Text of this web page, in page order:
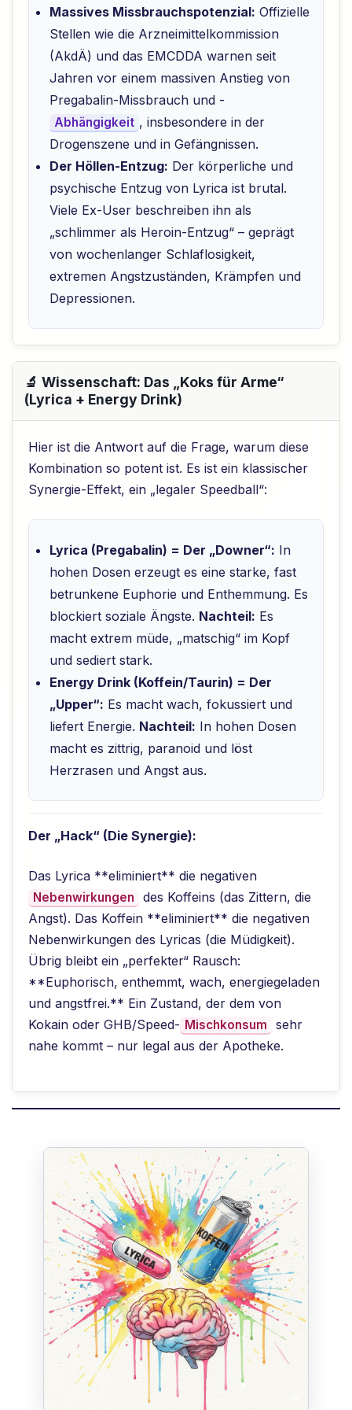
Massives Missbrauchspotenzial: Offizielle
Stellen wie die Arzneimittelkommission
(AkdÄ) und das EMCDDA warnen seit
Jahren vor einem massiven Anstieg von
Pregabalin-Missbrauch und -
Abhängigkeit , insbesondere in der
Drogenszene und in Gefängnissen.
Der Höllen-Entzug: Der körperliche und
psychische Entzug von Lyrica ist brutal.
Viele Ex-User beschreiben ihn als
„schlimmer als Heroin-Entzug“ – geprägt
von wochenlanger Schlaflosigkeit,
extremen Angstzuständen, Krämpfen und
Depressionen.
🔬 Wissenschaft: Das „Koks für Arme“
(Lyrica + Energy Drink)
Hier ist die Antwort auf die Frage, warum diese
Kombination so potent ist. Es ist ein klassischer
Synergie-Effekt, ein „legaler Speedball“:
Lyrica (Pregabalin) = Der „Downer“: In
hohen Dosen erzeugt es eine starke, fast
betrunkene Euphorie und Enthemmung. Es
blockiert soziale Ängste. Nachteil: Es
macht extrem müde, „matschig“ im Kopf
und sediert stark.
Energy Drink (Koffein/Taurin) = Der
„Upper“: Es macht wach, fokussiert und
liefert Energie. Nachteil: In hohen Dosen
macht es zittrig, paranoid und löst
Herzrasen und Angst aus.
Der „Hack“ (Die Synergie):
Das Lyrica **eliminiert** die negativen
Nebenwirkungen
des Koffeins (das Zittern, die
Angst). Das Koffein **eliminiert** die negativen
Nebenwirkungen des Lyricas (die Müdigkeit).
Übrig bleibt ein „perfekter“ Rausch:
**Euphorisch, enthemmt, wach, energiegeladen
und angstfrei.** Ein Zustand, der dem von
Kokain oder GHB/Speed- Mischkonsum
sehr
nahe kommt – nur legal aus der Apotheke.